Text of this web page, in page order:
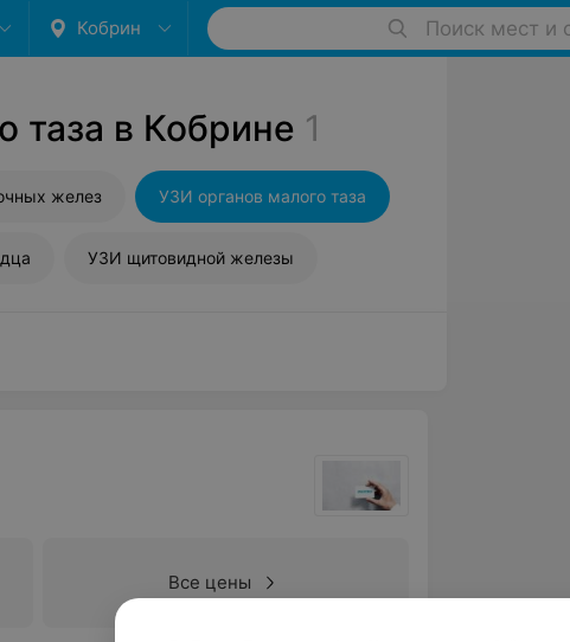
Кобрин Поиск мест и
таза в Кобрине 1
желез УЗИ органов малого таза
УЗИ щитовидной железы
Все цены